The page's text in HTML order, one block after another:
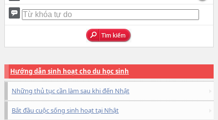
Hướng dẫn sinh hoạt cho du học sinh
Những thủ tục cần làm sau khi đến Nhật
Bắt đầu cuộc sống sinh hoạt tại Nhật